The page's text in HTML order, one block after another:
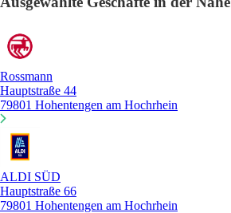
Rossmann
Hauptstraße 44
79801 Hohentengen am Hochrhein
ALDI SÜD
Hauptstraße 66
79801 Hohentengen am Hochrhein